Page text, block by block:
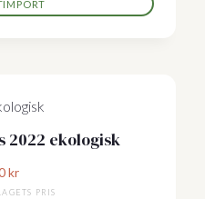
2022 ekologisk
kr
PRIS